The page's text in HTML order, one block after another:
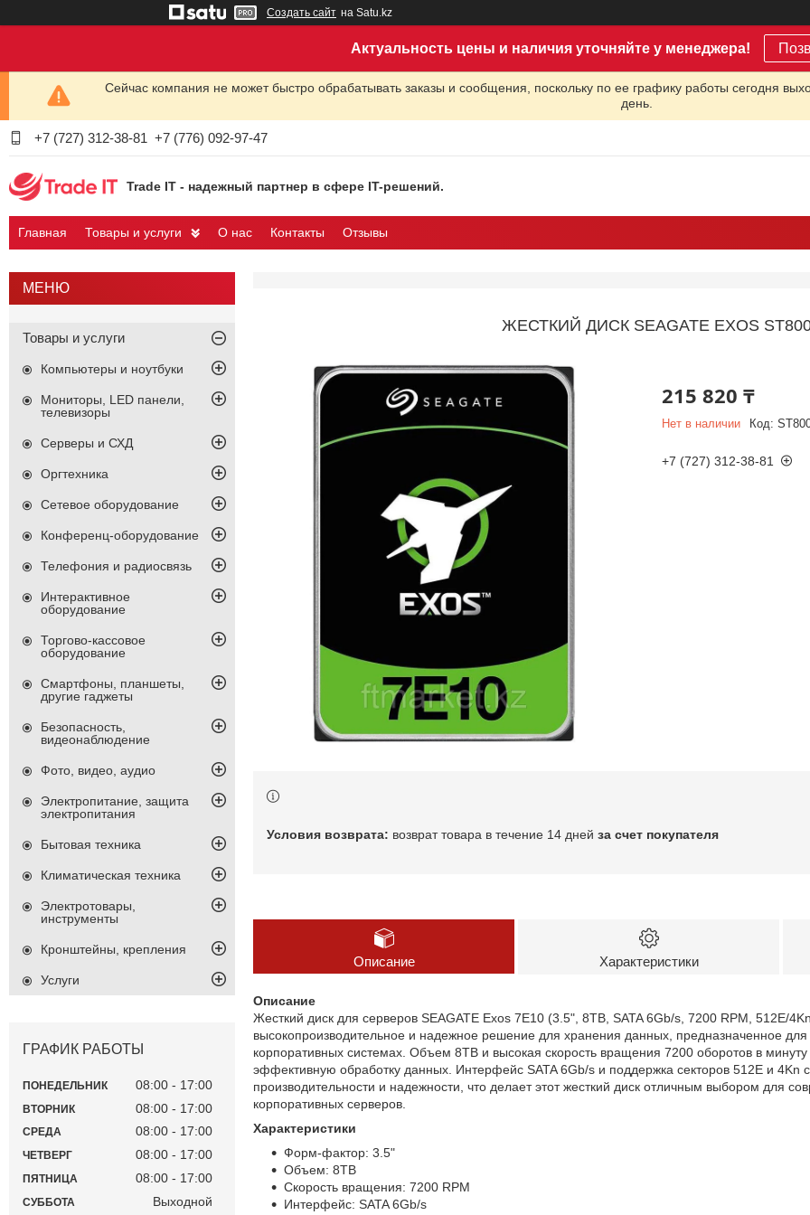
Создать сайт на Satu.kz
Актуальность цены и наличия уточняйте у менеджера!
Сейчас компания не может быстро обрабатывать заказы и сообщения, поскольку по ее графику работы сегодня
день.
+7 (727) 312-38-81 +7 (776) 092-97-47
Trade IT - надежный партнер в сфере IT-решений.
Главная Товары и услуги О нас Контакты Отзывы
ЖЕСТКИЙ ДИСК SEAGATE EXOS
215 820 ₸
Нет в наличии Код:
+7 (727) 312-38-81
возврат товара в течение 14 дней за счет покупателя
Описание Характеристики
Описание
Жесткий диск для серверов SEAGATE Exos 7E10 (3.5", 8TB, SATA 6Gb/s, 7200 RPM, 512E/
высокопроизводительное и надежное решение для хранения данных, предназначенное
корпоративных системах. Объем 8TB и высокая скорость вращения 7200 оборотов в
эффективную обработку данных. Интерфейс SATA 6Gb/s и поддержка секторов 512E и 4Kn
производительности и надежности, что делает этот жесткий диск отличным выбором для
корпоративных серверов.
Характеристики
Форм-фактор: 3.5"
Объем: 8TB
Скорость вращения: 7200 RPM
Интерфейс: SATA 6Gb/s
Товары и услуги
Компьютеры и ноутбуки
Мониторы, LED панели,
телевизоры
Серверы и СХД
Оргтехника
Сетевое оборудование
Конференц-оборудование
Телефония и радиосвязь
Интерактивное
оборудование
Торгово-кассовое
оборудование
Смартфоны, планшеты,
другие гаджеты
Безопасность,
видеонаблюдение
Фото, видео, аудио
Электропитание, защита
электропитания
Бытовая техника
Климатическая техника
Электротовары,
инструменты
Кронштейны, крепления
Услуги
ГРАФИК РАБОТЫ
ПОНЕДЕЛЬНИК 08:00 17:00
ВТОРНИК 08:00 17:00
СРЕДА 08:00 17:00
ЧЕТВЕРГ 08:00 17:00
ПЯТНИЦА 08:00 17:00
СУББОТА Выходной